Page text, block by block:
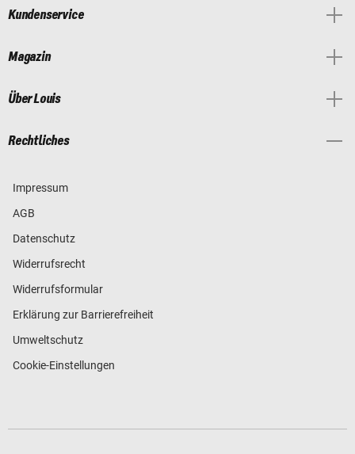
Kundenservice
Magazin
Über Louis
Rechtliches
Impressum
AGB
Datenschutz
Widerrufsrecht
Widerrufsformular
Erklärung zur Barrierefreiheit
Umweltschutz
Cookie-Einstellungen